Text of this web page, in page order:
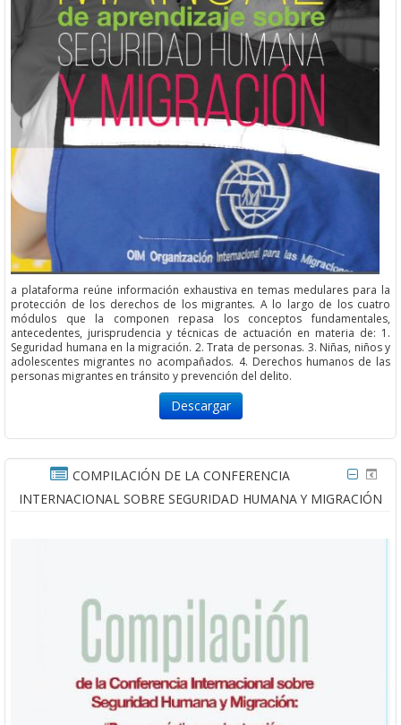
a plataforma reúne información exhaustiva en temas medulares para la
protección de los derechos de los migrantes. A lo largo de los cuatro
módulos que la componen repasa los conceptos fundamentales,
antecedentes, jurisprudencia y técnicas de actuación en materia de: 1.
Seguridad humana en la migración. 2. Trata de personas. 3. Niñas, niños y
adolescentes migrantes no acompañados. 4. Derechos humanos de las
personas migrantes en tránsito y prevención del delito.
Descargar
COMPILACIÓN DE LA CONFERENCIA
INTERNACIONAL SOBRE SEGURIDAD HUMANA Y MIGRACIÓN